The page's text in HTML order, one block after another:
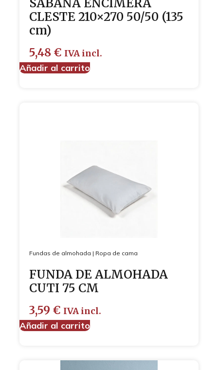
SABANA ENCIMERA
CLESTE 210×270 50/50 (135
cm)
5,48 € IVA incl.
Añadir al carrito
Fundas de almohada | Ropa de cama
FUNDA DE ALMOHADA
CUTI 75 CM
3,59 € IVA incl.
Añadir al carrito